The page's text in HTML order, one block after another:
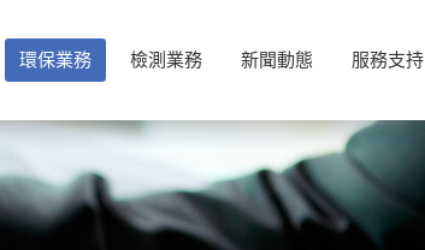
環保業務 檢測業務 新聞動態 服務支持